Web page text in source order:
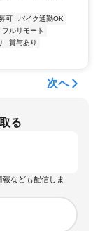
可
バイク通勤OK
フルリモート
賞与あり
次へ
る
報なども配信しま